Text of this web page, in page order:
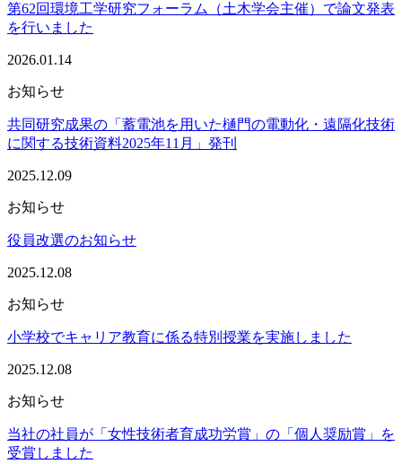
第62回環境工学研究フォーラム（土木学会主催）で論文発表
を行いました
2026.01.14
お知らせ
共同研究成果の「蓄電池を用いた樋門の電動化・遠隔化技術
に関する技術資料2025年11月」発刊
2025.12.09
お知らせ
役員改選のお知らせ
2025.12.08
お知らせ
小学校でキャリア教育に係る特別授業を実施しました
2025.12.08
お知らせ
当社の社員が「女性技術者育成功労賞」の「個人奨励賞」を
受賞しました